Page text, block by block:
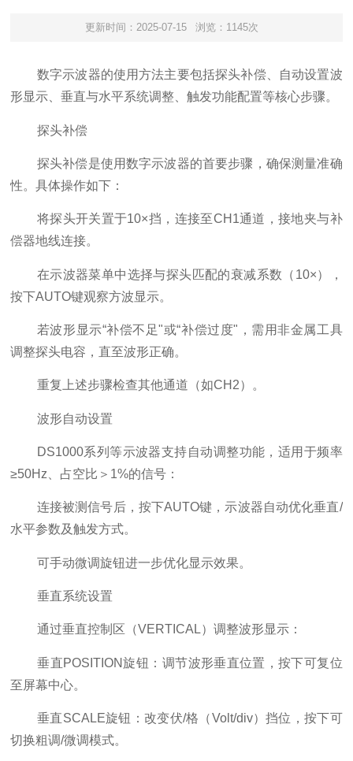
更新时间：2025-07-15 浏览：1145次
数字示波器的使用方法主要包括探头补偿、自动设置波
形显示、垂直与水平系统调整、触发功能配置等核心步骤。
‌探头补偿‌
探头补偿是使用数字示波器的首要步骤，确保测量准确
性。具体操作如下：
将探头开关置于10×挡，连接至CH1通道，接地夹与补
偿器地线连接。‌‌
在示波器菜单中选择与探头匹配的衰减系数（10×），
按下AUTO键观察方波显示。‌‌
若波形显示“补偿不足"或“补偿过度"，需用非金属工具
调整探头电容，直至波形正确。‌‌
重复上述步骤检查其他通道（如CH2）。‌‌
‌波形自动设置‌
DS1000系列等示波器支持自动调整功能，适用于频率
≥50Hz、占空比＞1%的信号：
连接被测信号后，按下AUTO键，示波器自动优化垂直/
水平参数及触发方式。‌‌
可手动微调旋钮进一步优化显示效果。‌‌
‌垂直系统设置‌
通过垂直控制区（VERTICAL）调整波形显示：
‌垂直POSITION旋钮‌：调节波形垂直位置，按下可复位
至屏幕中心。‌‌
‌垂直SCALE旋钮‌：改变伏/格（Volt/div）挡位，按下可
切换粗调/微调模式。‌‌